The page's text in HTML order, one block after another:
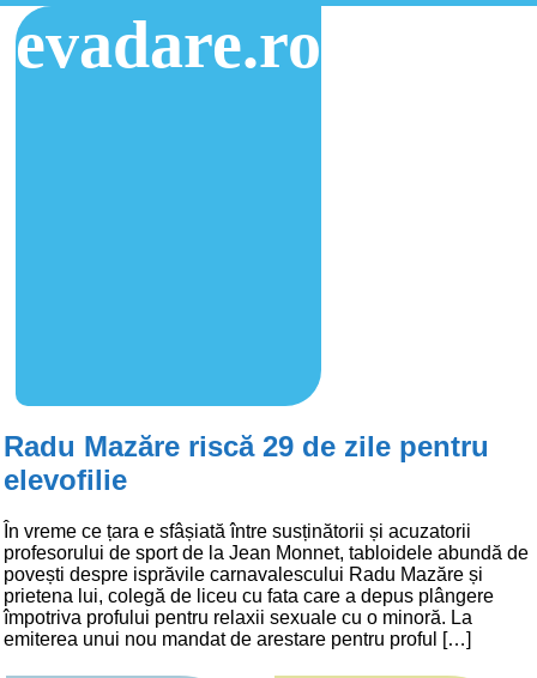
evadare.ro
Radu Mazăre riscă 29 de zile pentru
elevofilie
În vreme ce țara e sfâșiată între susținătorii și acuzatorii
profesorului de sport de la Jean Monnet, tabloidele abundă de
povești despre isprăvile carnavalescului Radu Mazăre și
prietena lui, colegă de liceu cu fata care a depus plângere
împotriva profului pentru relaxii sexuale cu o minoră. La
emiterea unui nou mandat de arestare pentru proful […]